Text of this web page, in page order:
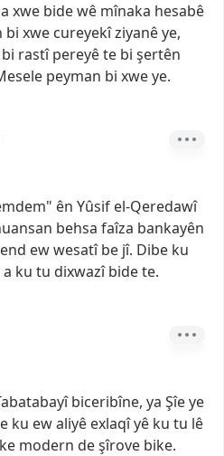
xwe bidewê mînaka hesabê
bi xwe cureyekîziyanêye,
bi rastî pereyête bi şertên
peyman bi xweye.
ên Yûsif el-Qeredawî
behsa faîza bankayên
ewwesatî be jî. Dibe ku
a ku tu dixwazî bidete.
biceribîne, ya Şîeye
ku ewaliyê exlaqîyê ku tu lê
modern deşîrove bike.